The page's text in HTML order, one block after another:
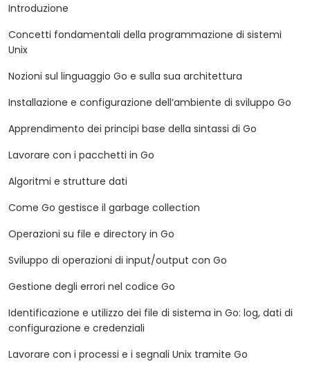
Introduzione
Concetti fondamentali della programmazione di sistemi
Unix
Nozioni sul linguaggio Go e sulla sua architettura
Installazione e configurazione dell’ambiente di sviluppo Go
Apprendimento dei principi base della sintassi di Go
Lavorare con i pacchetti in Go
Algoritmi e strutture dati
Come Go gestisce il garbage collection
Operazioni su file e directory in Go
Sviluppo di operazioni di input/output con Go
Gestione degli errori nel codice Go
Identificazione e utilizzo dei file di sistema in Go: log, dati di
configurazione e credenziali
Lavorare con i processi e i segnali Unix tramite Go